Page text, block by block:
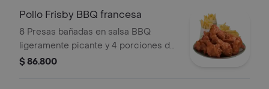
Pollo Frisby BBQ francesa
8 Presas bañadas en salsa BBQ
ligeramente picante y 4 porciones de
papas a la francesa mediana (60 g
$ 86.800